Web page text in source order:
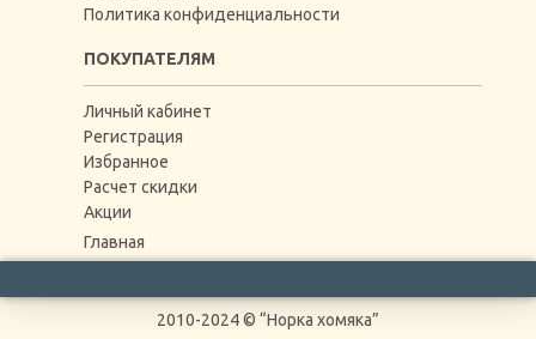
Политика конфиденциальности
ПОКУПАТЕЛЯМ
Личный кабинет
Регистрация
Избранное
Расчет скидки
Акции
Главная
2010-2024 © “Норка хомяка”